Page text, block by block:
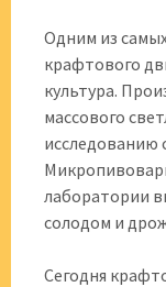
Одним из
крафтового
культура.
массового
исследованию
лаборатории
солодом и
Сегодня